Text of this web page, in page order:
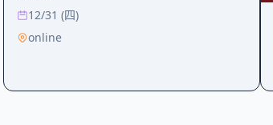
12/31 (四)
online